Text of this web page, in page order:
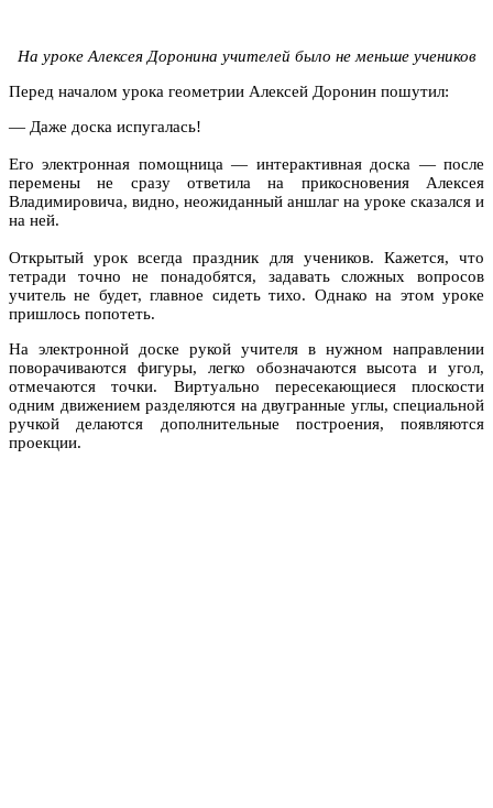
На уроке Алексея Доронина учителей было не меньше учеников
Перед началом урока геометрии Алексей Доронин пошутил:
— Даже доска испугалась!
Его электронная помощница — интерактивная доска — после
перемены не сразу ответила на прикосновения Алексея
Владимировича, видно, неожиданный аншлаг на уроке сказался и
на ней.
Открытый урок всегда праздник для учеников. Кажется, что
тетради точно не понадобятся, задавать сложных вопросов
учитель не будет, главное сидеть тихо. Однако на этом уроке
пришлось попотеть.
На электронной доске рукой учителя в нужном направлении
поворачиваются фигуры, легко обозначаются высота и угол,
отмечаются точки. Виртуально пересекающиеся плоскости
одним движением разделяются на двугранные углы, специальной
ручкой делаются дополнительные построения, появляются
проекции.